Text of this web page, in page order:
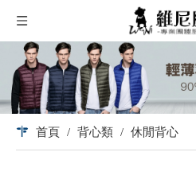
首頁 / 背心類 / 休閒背心